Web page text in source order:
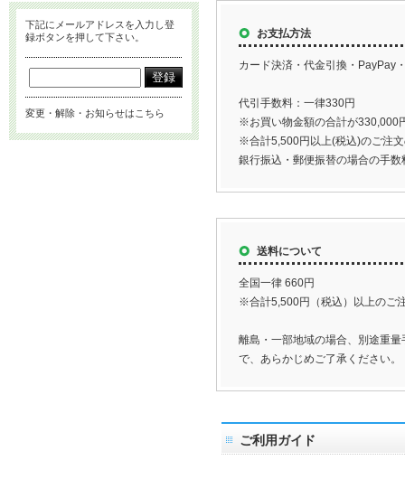
お支払方法
カード決済・代金引換・PayPay
代引手数料：一律330円
※お買い物金額の合計が330,000
※合計5,500円以上(税込)のご注
銀行振込・郵便振替の場合の手
送料について
全国一律 660円
※合計5,500円（税込）以上のご
離島・一部地域の場合、別途重
で、あらかじめご了承ください。
ご利用ガイド
下記にメールアドレスを入力し登
録ボタンを押して下さい。
変更・解除・お知らせはこちら